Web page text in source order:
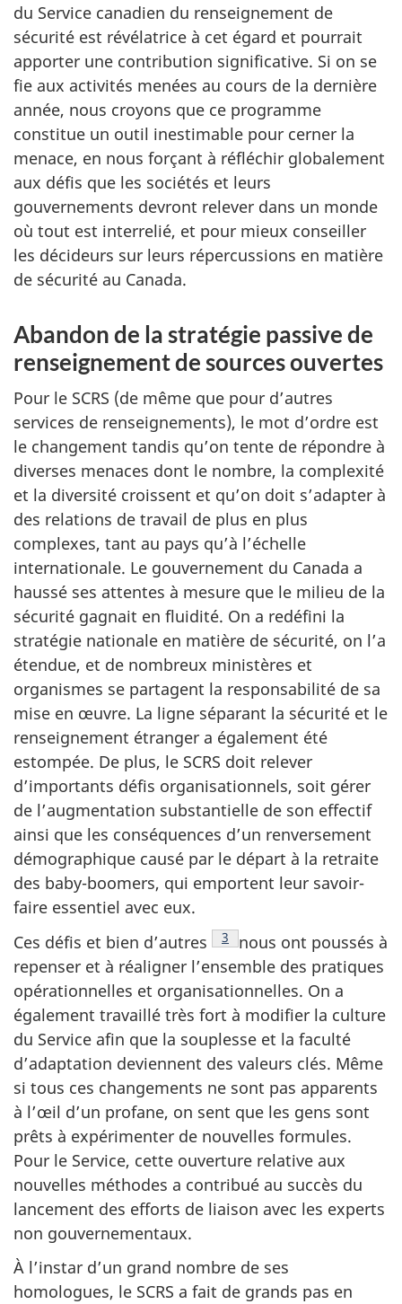
du Service canadien du renseignement de
sécurité est révélatrice à cet égard et pourrait
apporter une contribution significative. Si on se
fie aux activités menées au cours de la dernière
année, nous croyons que ce programme
constitue un outil inestimable pour cerner la
menace, en nous forçant à réfléchir globalement
aux défis que les sociétés et leurs
gouvernements devront relever dans un monde
où tout est interrelié, et pour mieux conseiller
les décideurs sur leurs répercussions en matière
de sécurité au Canada.
Abandon de la stratégie passive de
renseignement de sources ouvertes
Pour le SCRS (de même que pour d’autres
services de renseignements), le mot d’ordre est
le changement tandis qu’on tente de répondre à
diverses menaces dont le nombre, la complexité
et la diversité croissent et qu’on doit s’adapter à
des relations de travail de plus en plus
complexes, tant au pays qu’à l’échelle
internationale. Le gouvernement du Canada a
haussé ses attentes à mesure que le milieu de la
sécurité gagnait en fluidité. On a redéfini la
stratégie nationale en matière de sécurité, on l’a
étendue, et de nombreux ministères et
organismes se partagent la responsabilité de sa
mise en œuvre. La ligne séparant la sécurité et le
renseignement étranger a également été
estompée. De plus, le SCRS doit relever
d’importants défis organisationnels, soit gérer
de l’augmentation substantielle de son effectif
ainsi que les conséquences d’un renversement
démographique causé par le départ à la retraite
des baby-boomers, qui emportent leur savoir-
faire essentiel avec eux.
Ces défis et bien d’autres
Note de bas de page
3
nous ont poussés à
repenser et à réaligner l’ensemble des pratiques
opérationnelles et organisationnelles. On a
également travaillé très fort à modifier la culture
du Service afin que la souplesse et la faculté
d’adaptation deviennent des valeurs clés. Même
si tous ces changements ne sont pas apparents
à l’œil d’un profane, on sent que les gens sont
prêts à expérimenter de nouvelles formules.
Pour le Service, cette ouverture relative aux
nouvelles méthodes a contribué au succès du
lancement des efforts de liaison avec les experts
non gouvernementaux.
À l’instar d’un grand nombre de ses
homologues, le SCRS a fait de grands pas en